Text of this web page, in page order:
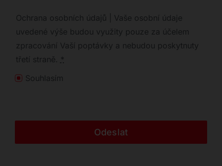
Ochrana osobních údajů | Vaše osobní údaje
uvedené výše budou využity pouze za účelem
zpracování Vaší poptávky a nebudou poskytnuty
třetí straně. *
Souhlasím
Odeslat